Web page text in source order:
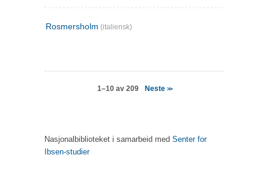
Rosmersholm (italiensk)
1–10 av 209 Neste >>
Nasjonalbiblioteket i samarbeid med Senter for
Ibsen-studier